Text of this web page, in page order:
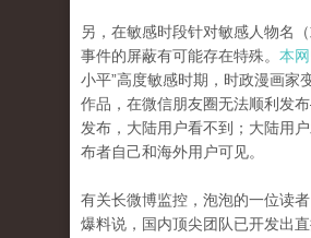
另，在敏感时段针对敏感人物名
事件的屏蔽有可能存在特殊。 本
小平”高度敏感时期，时政漫画家
作品，在微信朋友圈无法顺利发
发布，大陆用户看不到；大陆用
布者自己和海外用户可见。
有关长微博监控，泡泡的一位读
爆料说，国内顶尖团队已开发出